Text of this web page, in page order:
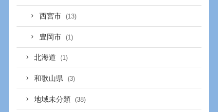
西宮市 (13)
豊岡市 (1)
北海道 (1)
和歌山県 (3)
地域未分類 (38)